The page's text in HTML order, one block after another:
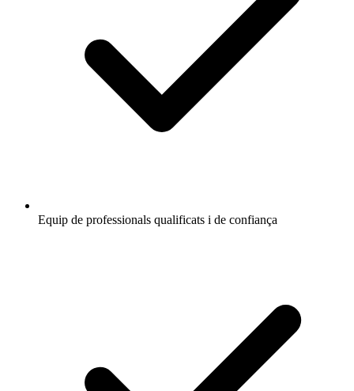
Equip de professionals qualificats i de confiança